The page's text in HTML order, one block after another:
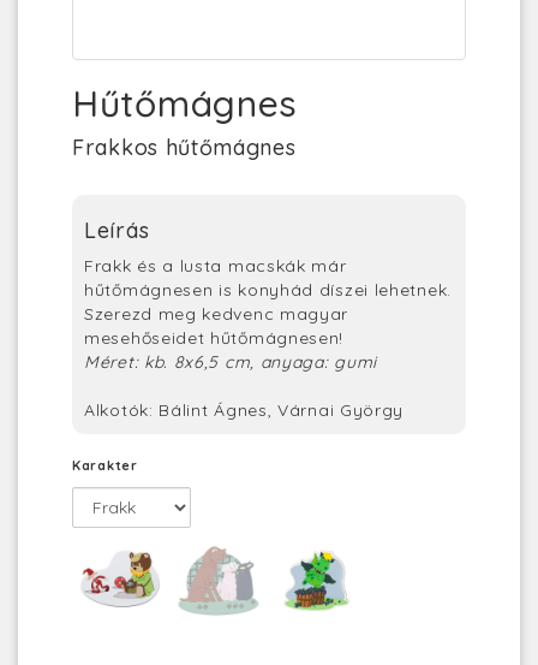
Hűtőmágnes
Frakkos hűtőmágnes
Leírás
Frakk és a lusta macskák már
hűtőmágnesen is konyhád díszei lehetnek.
Szerezd meg kedvenc magyar
mesehőseidet hűtőmágnesen!
Méret: kb. 8x6,5 cm, anyaga: gumi
Alkotók: Bálint Ágnes, Várnai György
Karakter